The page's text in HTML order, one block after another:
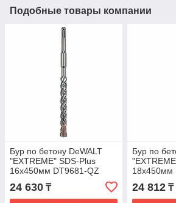
Подобные товары компании
Бур по бетону DeWALT
"EXTREME" SDS-Plus
16х450мм DT9681-QZ
24 630 ₸
Бур по
18х450мм
24 812₸